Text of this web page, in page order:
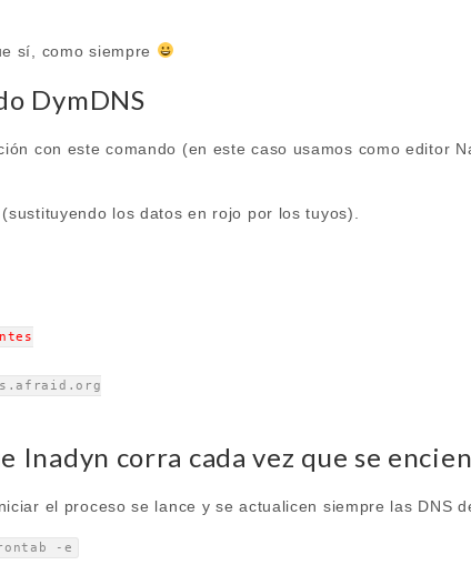
sí, como siempre
DymDNS
con este comando (en este caso usamos como editor
los datos en rojo por los tuyos).
Inadyn corra cada vez que se
el proceso se lance y se actualicen siempre las DNS
-e